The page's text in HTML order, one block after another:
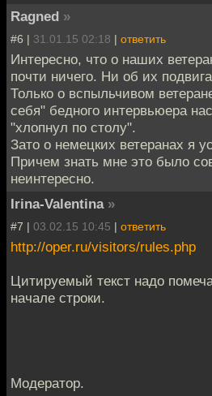
Ragned »
#6 | 31.01.15 02:18 | ответить
Интересно, что о наших
почти ничего. Ни об их
Только о вспыльчивом
себя" бедного интервьюера
"хлопнул по столу".
Зато о немецких ветеранах я
Причем знать мне это было
неинтересно.
Irina-Valentina »
#7 | 03.02.15 10:45 | ответить
http://oper.ru/visitors/rules.php
Цитируемый текст надо
начале строки.
Модератор.